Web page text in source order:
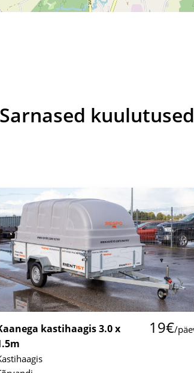
Sarnased kuulutused
kastihaagis 3.0 x
19€/